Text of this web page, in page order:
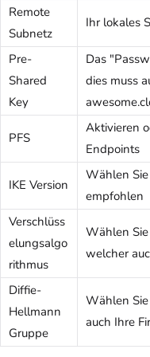
Remote
Subnetz
Ihr lokales
Pre-
Shared
Key
Das
dies muss
PFS
Aktivieren
Endpoints
IKE Version
Wählen
empfohlen
Verschlüss
elungsalgo
rithmus
Wählen
welcher
Diffie-
Hellmann
Gruppe
Wählen
auch Ihre